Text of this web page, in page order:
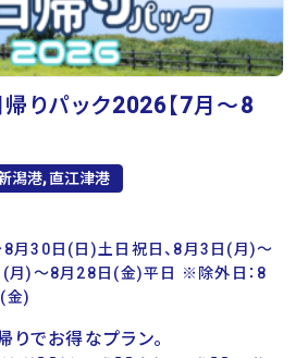
りパック2026【7月～8
潟港, 直江津港
月30日(日)土日祝日、8月3日(月)～
(月)～8月28日(金)平日 ※除外日：8
金)
でお得なプラン。